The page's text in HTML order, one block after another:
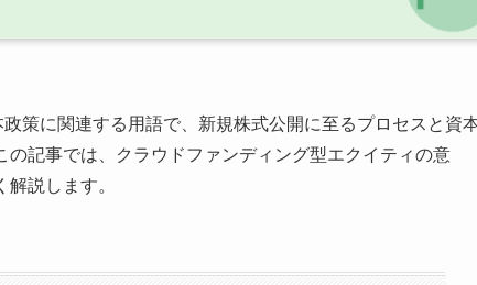
政策に関連する用語で、新規株式公開に至るプロセスと資
記事では、クラウドファンディング型エクイティの意
説します。